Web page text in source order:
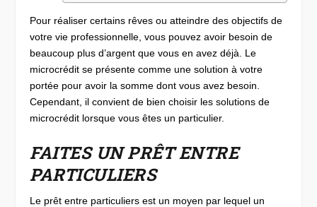
Pour réaliser certains rêves ou atteindre des objectifs de
votre vie professionnelle, vous pouvez avoir besoin de
beaucoup plus d’argent que vous en avez déjà. Le
microcrédit se présente comme une solution à votre
portée pour avoir la somme dont vous avez besoin.
Cependant, il convient de bien choisir les solutions de
microcrédit lorsque vous êtes un particulier.
FAITES UN PRÊT ENTRE
PARTICULIERS
Le prêt entre particuliers est un moyen par lequel un